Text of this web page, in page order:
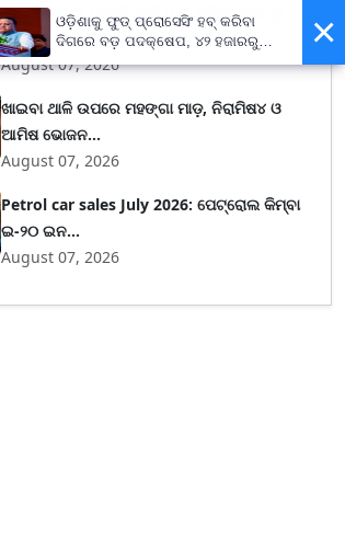
ଦେଶରେ ବନ୍ଦ ହେବକି ଫ୍ରି UPI ସର୍ଭିସ୍? ଜାଣନ୍ତୁ
ମର୍ଚାଣ୍...
August 07, 2026
ଖାଇବା ଥାଳି ଉପରେ ମହଙ୍ଗା ମାଡ଼, ନିରାମିଷ୪ ଓ
ଆମିଷ ଭୋଜନ...
August 07, 2026
Petrol car sales July 2026: ପେଟ୍ରୋଲ କିମ୍ବା
ଇ-୨୦ ଇନ...
August 07, 2026
×
ଓଡ଼ିଶାକୁ ଫୁଡ୍ ପ୍ରୋସେସିଂ ହବ୍ କରିବା
ଦିଗରେ ବଡ଼ ପଦକ୍ଷେପ, ୪୨ ହଜାରରୁ
ଅଧିକ ନିଯୁକ୍ତି ସୁଯୋଗ